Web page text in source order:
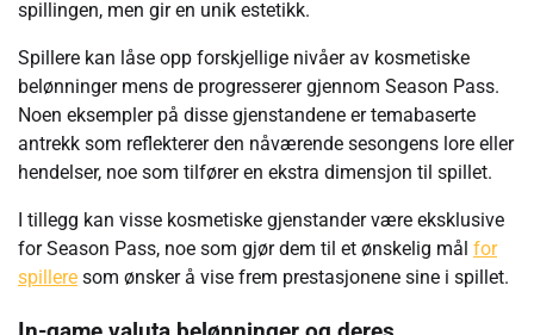
spillingen, men gir en unik estetikk.
Spillere kan låse opp forskjellige nivåer av kosmetiske
belønninger mens de progresserer gjennom Season Pass.
Noen eksempler på disse gjenstandene er temabaserte
antrekk som reflekterer den nåværende sesongens lore eller
hendelser, noe som tilfører en ekstra dimensjon til spillet.
I tillegg kan visse kosmetiske gjenstander være eksklusive
for Season Pass, noe som gjør dem til et ønskelig mål for
spillere som ønsker å vise frem prestasjonene sine i spillet.